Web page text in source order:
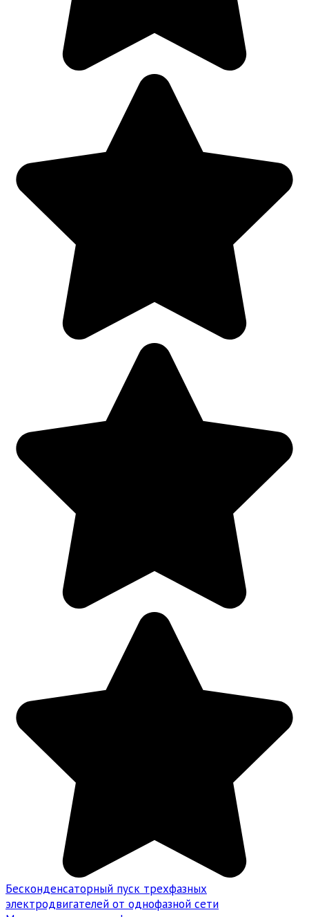
Бесконденсаторный пуск трехфазных
электродвигателей от однофазной сети